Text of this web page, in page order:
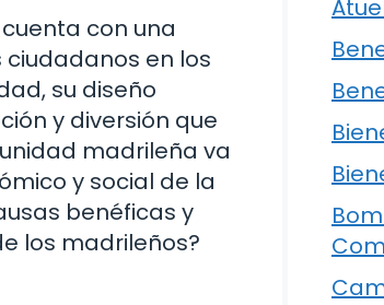
con una
en los
su diseño
y diversión que
madrileña va
y social de la
benéficas y
los madrileños?